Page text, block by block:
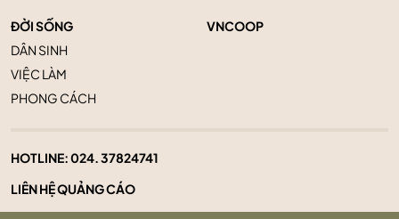
ĐỜI SỐNG
DÂN SINH
VIỆC LÀM
PHONG CÁCH
VNCOOP
HOTLINE:024. 37824741
LIÊN HỆ QUẢNG CÁO